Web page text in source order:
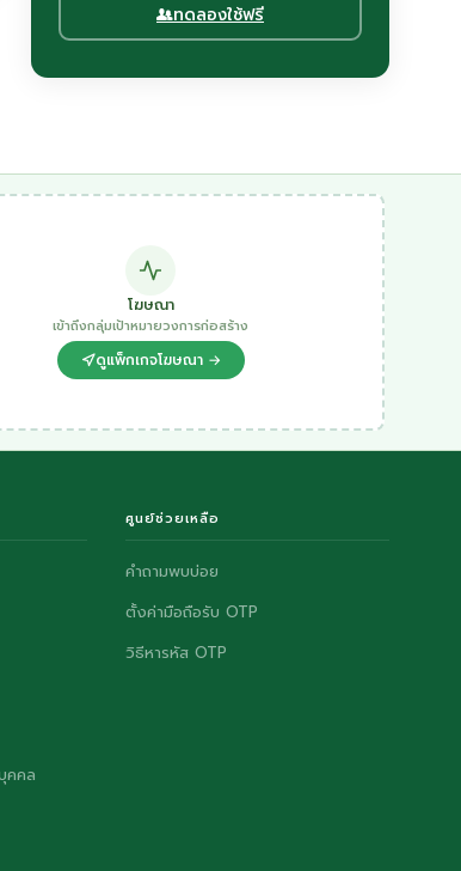
ทดลองใช้ฟรี
โฆษณา
เข้าถึงกลุ่มเป้าหมายวงการก่อสร้าง
ดูแพ็กเกจโฆษณา →
คคล
ศูนย์ช่วยเหลือ
คำถามพบบ่อย
ตั้งค่ามือถือรับ OTP
วิธีหารหัส OTP